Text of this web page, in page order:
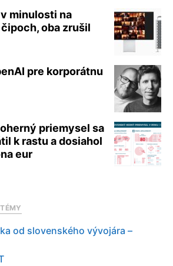
minulosti na
oba zrušil
pre korporátnu
priemysel sa
k rastu a dosiahol
eur
od slovenského vývojára –